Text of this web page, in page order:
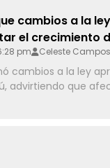
cambios a la
el crecimiento
pm Celeste Campos
cambios a la ley
advirtiendo que